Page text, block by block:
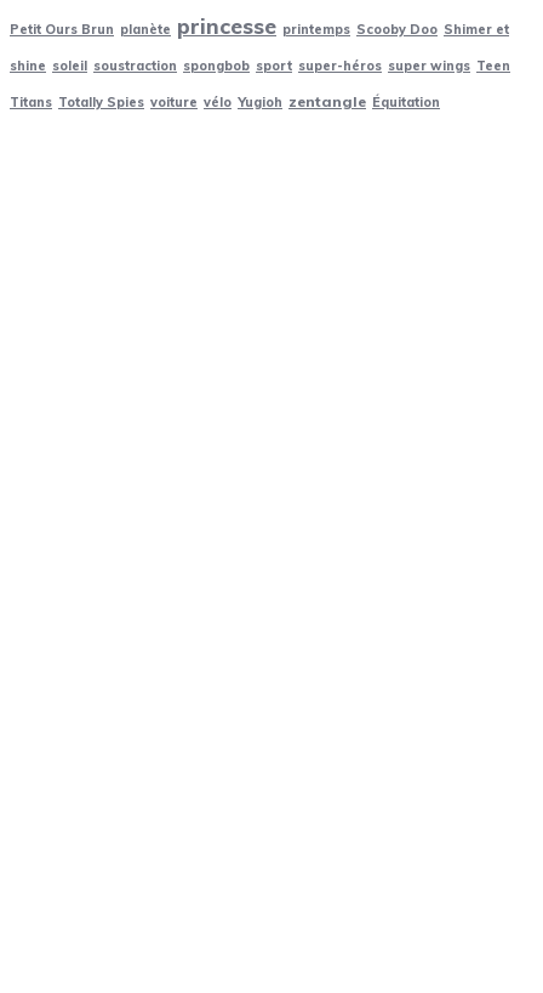
Petit Ours Brun planète princesse printemps Scooby Doo Shimer et
shine soleil soustraction spongbob sport super-héros super wings Teen
Titans Totally Spies voiture vélo Yugioh zentangle Équitation